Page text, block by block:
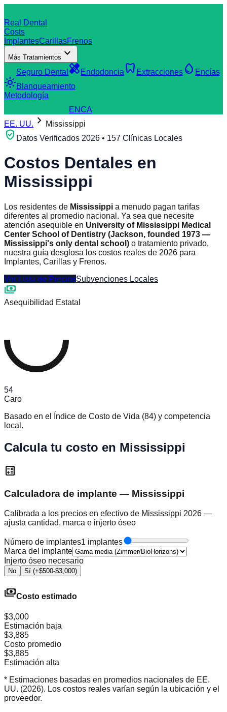
Real Dental
Costs
ImplantesCarillasFrenos
Más Tratamientos expand_more
Seguro Dental healing Endodoncia dentistry Extracciones water_drop Encías
light_modeBlanqueamiento
Metodología
ENCA
EE. UU. chevron_right Mississippi
verified_user Datos Verificados 2026 • 157 Clínicas Locales
Costos Dentales en
Mississippi
Los residentes de Mississippi a menudo pagan tarifas
diferentes al promedio nacional. Ya sea que necesite
atención asequible en University of Mississippi Medical
Center School of Dentistry (Jackson, founded 1973 —
Mississippi's only dental school) o tratamiento privado,
nuestra guía desglosa los costos reales de 2026 para
Implantes, Carillas y Frenos.
Ver Lista de PreciosSubvenciones Locales
payments
Asequibilidad Estatal
54
Caro
Basado en el Índice de Costo de Vida (84) y competencia
local.
Calcula tu costo en Mississippi
calculate
Calculadora de implante — Mississippi
Calibrada a los precios en efectivo de Mississippi 2026 —
ajusta cantidad, marca e injerto óseo
Número de implantes1 implantes
Marca del implante
Injerto óseo necesario
No Sí (+$500-$3,000)
paymentsCosto estimado
$3,000
Estimación baja
$3,885
Costo promedio
$3,885
Estimación alta
* Estimaciones basadas en promedios nacionales de EE.
UU. (2026). Los costos reales varían según la ubicación y el
proveedor.